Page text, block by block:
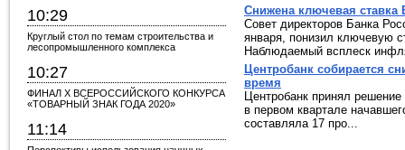
10:29
Круглый стол по темам строительства и
лесопромышленного комплекса
10:27
ФИНАЛ X ВСЕРОССИЙСКОГО КОНКУРСА
«ТОВАРНЫЙ ЗНАК ГОДА 2020»
11:14
Снижена ключевая ставка
Совет директоров Банка
января, понизил ключевую
Наблюдаемый всплеск
Центробанк собирается
время
Центробанк принял
в первом квартале
составляла 17 про...